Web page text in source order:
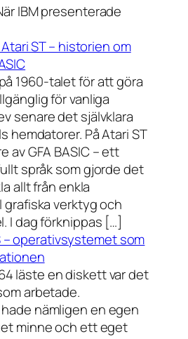
IBM presenterade
ST – historien om
1960-talet för att göra
för vanliga
senare det självklara
hemdatorer. På Atari ST
av GFA BASIC – ett
språk som gjorde det
allt från enkla
verktyg och
I dag förknippas […]
– operativsystemet som
läste en diskett var det
arbetade.
nämligen en egen
minne och ett eget